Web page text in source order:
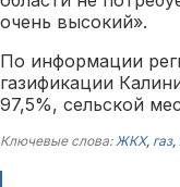
очень высокий».
По информации
газификации
97,5%, сельской
Ключевые слова:ЖКХ, газ,